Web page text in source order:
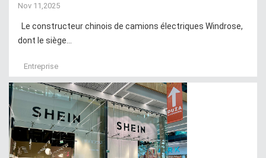
Nov 11,2025
Le constructeur chinois de camions électriques Windrose,
dont le siège...
Entreprise